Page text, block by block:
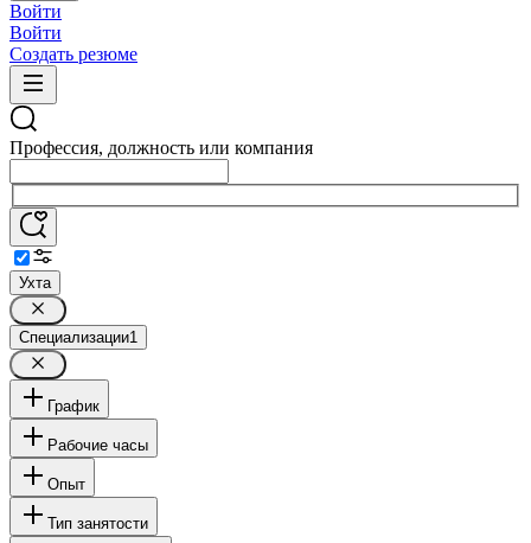
Войти
Войти
Создать резюме
Профессия, должность или компания
Ухта
Специализации1
График
Рабочие часы
Опыт
Тип занятости